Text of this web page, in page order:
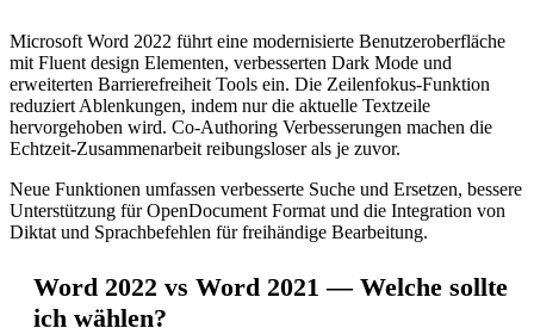
Microsoft Word 2022 führt eine modernisierte Benutzeroberfläche
mit Fluent design Elementen, verbesserten Dark Mode und
erweiterten Barrierefreiheit Tools ein. Die Zeilenfokus-Funktion
reduziert Ablenkungen, indem nur die aktuelle Textzeile
hervorgehoben wird. Co-Authoring Verbesserungen machen die
Echtzeit-Zusammenarbeit reibungsloser als je zuvor.
Neue Funktionen umfassen verbesserte Suche und Ersetzen, bessere
Unterstützung für OpenDocument Format und die Integration von
Diktat und Sprachbefehlen für freihändige Bearbeitung.
Word 2022 vs Word 2021 — Welche sollte
ich wählen?